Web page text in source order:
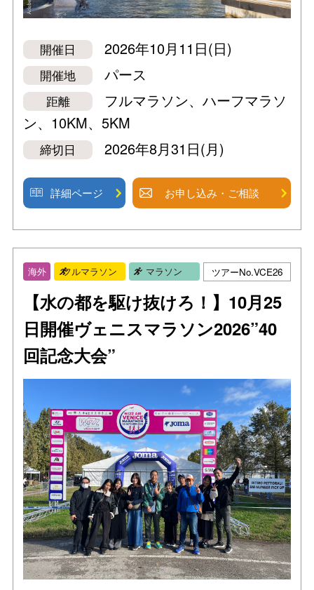
開催日 2026年10月11日(日)
開催地 パース
距離
フルマラソン、ハーフマラソ
ン、10KM、5KM
締切日 2026年8月31日(月)
詳細ページ お申し込み・ご相談
海外 フルマラソン マラソン ツアーNo.VCE26
【水の都を駆け抜けろ！】10月25
日開催ヴェニスマラソン2026”40
回記念大会”